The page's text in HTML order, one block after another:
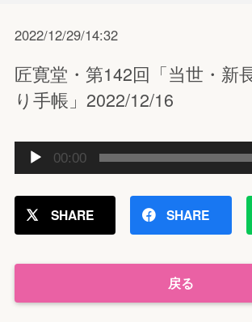
2022/12/29/14:32
匠寛堂・第142回「当世・新
り手帳」2022/12/16
声
レ
ー
ー
00:00
SHARE SHARE
戻る